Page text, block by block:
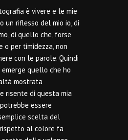
è vivere e le mie
un riflesso del mio io, di
di quello che, forse
o per timidezza, non
con le parole. Quindi
quello che ho
mostrata
risente di questa mia
essere
scelta del
al colore fa